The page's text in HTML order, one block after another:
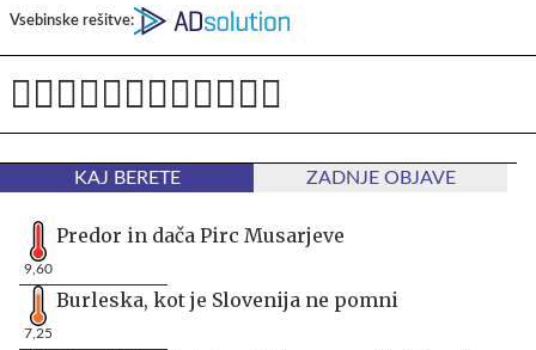
Vsebinske rešitve:
KAJ BERETE ZADNJE OBJAVE
9,60
Predor in dača Pirc Musarjeve
7,25
Burleska, kot je Slovenija ne pomni